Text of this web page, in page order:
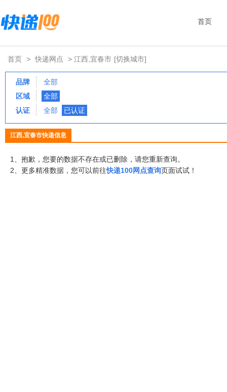
首页
首页 > 快递网点 > 江西,宜春市 [切换城市]
品牌
全部
区域
全部
认证
全部 已认证
江西,宜春市快递信息
1、抱歉，您要的数据不存在或已删除，请您重新查询。
2、更多精准数据，您可以前往快递100网点查询页面试试！